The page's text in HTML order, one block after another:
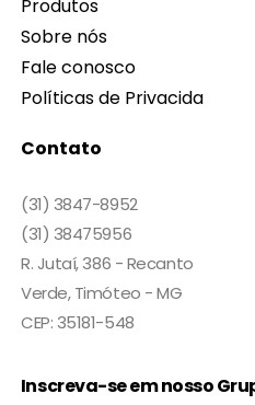
Produtos
Sobre nós
Fale conosco
Políticas de Privacida
Contato
(31) 3847-8952
(31) 38475956
R. Jutaí, 386 - Recanto
Verde, Timóteo - MG
CEP: 35181-548
Inscreva-se em nosso